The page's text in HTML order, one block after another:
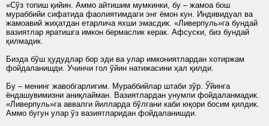
«Сўз топиш қийин. Аммо айтишим мумкинки, бу – жамоа бош
мураббийи сифатида фаолиятимдаги энг ёмон кун. Индивидуал ва
жамоавий жиҳатдан етарлича яхши эмасдик. «Ливерпуль»га бундай
вазиятлар яратишга имкон бермаслик керак. Афсуски, биз бундай
қилмадик.
Бизда бўш ҳудудлар бор эди ва улар имкониятлардан хотиржам
фойдаланишди. Учинчи гол ўйин натижасини ҳал қилди.
Бу – менинг жавобгарлигим. Мураббийлар штаби зўр. Ўйинга
ёндашувимизни аниқлайман. Вазиятлардан унумли фойдаланмадик.
«Ливерпуль»га аввалги йилларда бўлгани каби юқори босим қилдик.
Аммо бугун улар ўз вазиятларидан фойдаланишди.